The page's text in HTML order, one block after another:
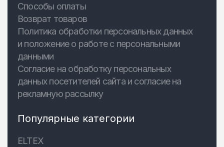
Способы оплаты
Возврат товаров
Политика обработки персональных данных
и положение о работе с персональными
данными
Согласие на обработку персональных
данных посетителей сайта и согласие на
рекламную рассылку
Популярные категории
ELTEX